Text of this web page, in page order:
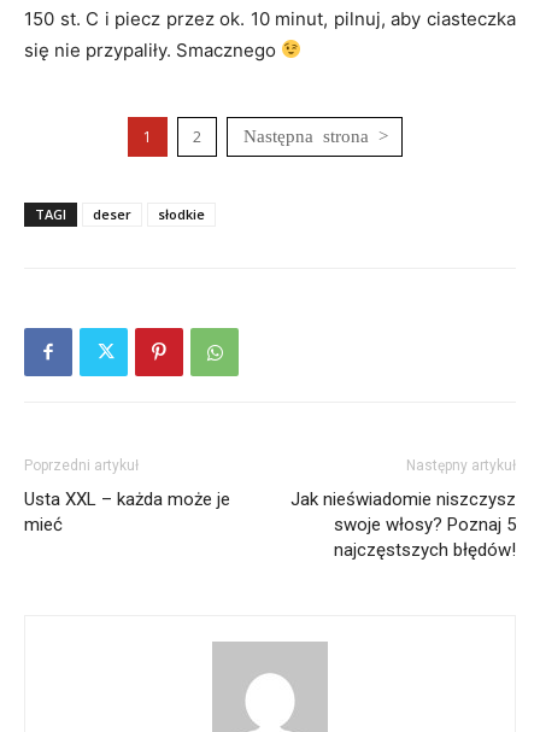
150 st. C i piecz przez ok. 10 minut, pilnuj, aby ciasteczka
się nie przypaliły. Smacznego
1 2
TAGI deser słodkie
Poprzedni artykuł
Usta XXL – każda może je
mieć
Następny artykuł
Jak nieświadomie niszczysz
swoje włosy? Poznaj 5
najczęstszych błędów!